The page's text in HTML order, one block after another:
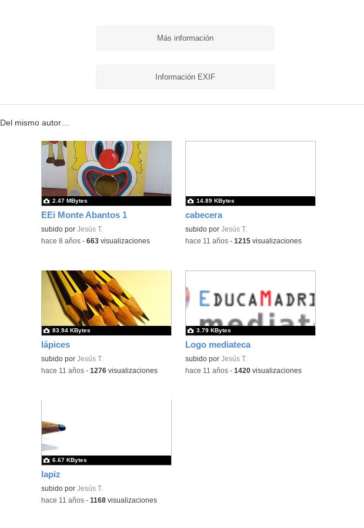
Más información
Información EXIF
Del mismo autor…
EEi Monte Abantos 1
subido por Jesús T.
2.47 MBytes
-hace 8 años- 663visualizaciones
cabecera
subido por Jesús T.
14.89 KBytes
-hace 11 años- 1215visualizaciones
lápices
subido por Jesús T.
83.94 KBytes
-hace 11 años- 1276visualizaciones
Logo mediateca
subido por Jesús T.
3.79 KBytes
-hace 11 años- 1420visualizaciones
lapiz
subido por Jesús T.
6.67 KBytes
-hace 11 años- 1168visualizaciones